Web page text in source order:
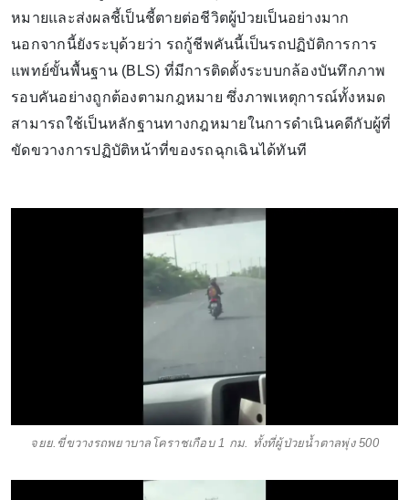
หมายและส่งผลชี้เป็นชี้ตายต่อชีวิตผู้ป่วยเป็นอย่างมาก
นอกจากนี้ยังระบุด้วยว่า รถกู้ชีพคันนี้เป็นรถปฏิบัติการการ
แพทย์ขั้นพื้นฐาน (BLS) ที่มีการติดตั้งระบบกล้องบันทึกภาพ
รอบคันอย่างถูกต้องตามกฎหมาย ซึ่งภาพเหตุการณ์ทั้งหมด
สามารถใช้เป็นหลักฐานทางกฎหมายในการดำเนินคดีกับผู้ที่
ขัดขวางการปฏิบัติหน้าที่ของรถฉุกเฉินได้ทันที
จยย.ขี่ขวางรถพยาบาลโคราชเกือบ 1 กม. ทั้งที่ผู้ป่วยน้ำตาลพุ่ง 500